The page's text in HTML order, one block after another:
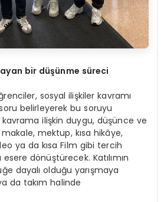
bir düşünme süreci
sosyal ilişkiler kavramı
belirleyerek bu soruyu
kavrama ilişkin duygu, düşünce ve
makale, mektup, kısa hikâye,
ya da kısa Film gibi tercih
dönüştürecek. Katılımın
dayalı olduğu yarışmaya
da takım halinde